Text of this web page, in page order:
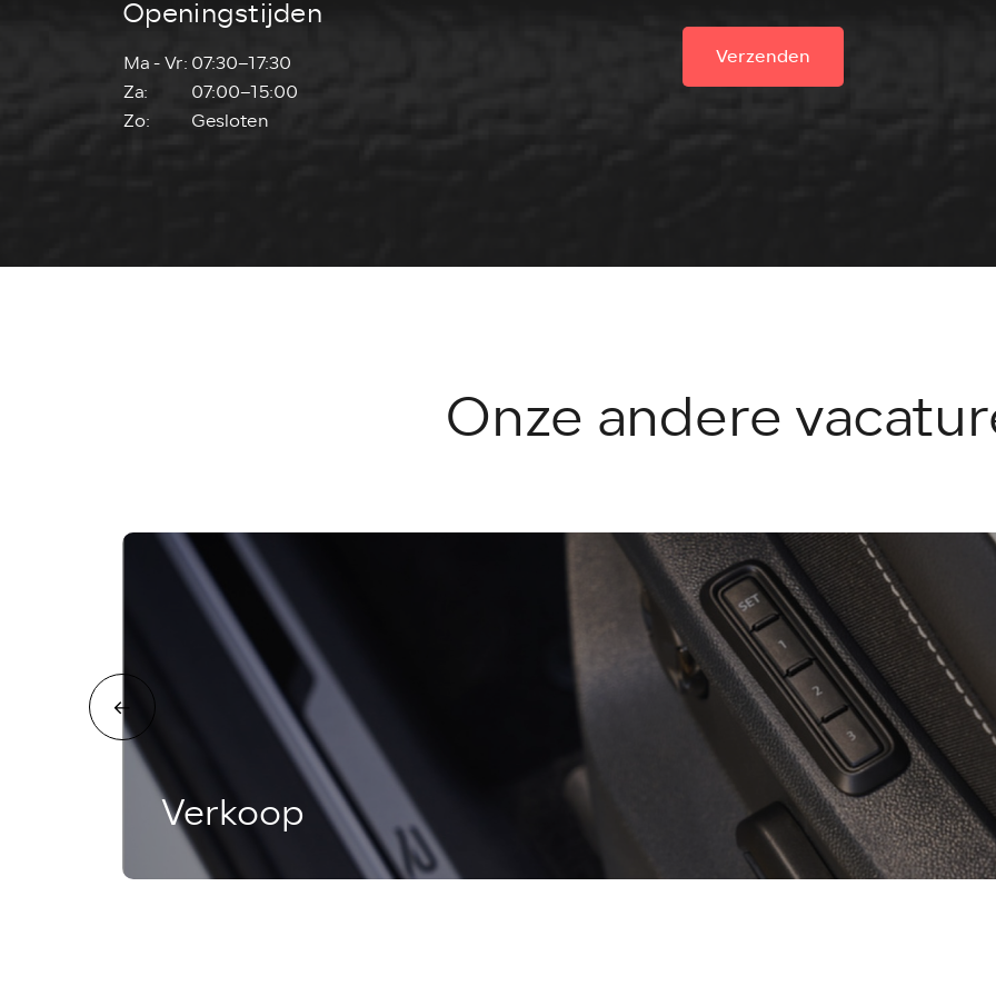
Openingstijden
Ma - Vr: 07:30–17:30
Za:
07:00–15:00
Zo:
Gesloten
Verzenden
Onze andere
Verkoop